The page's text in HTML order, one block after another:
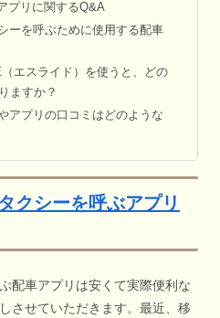
プリに関するQ&A
ーを呼ぶために使用する配車
エスライド）を使うと、どの
ますか？
アプリの口コミはどのような
クシーを呼ぶアプリ
配車アプリは安くて実際便利な
させていただきます。最近、移